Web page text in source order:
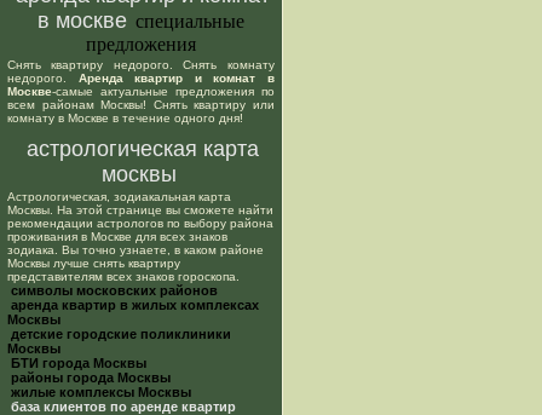
в москве специальные
предложения
Снять квартиру недорого. Снять комнату
недорого. Аренда квартир и комнат в
Москве-самые актуальные предложения по
всем районам Москвы! Снять квартиру или
комнату в Москве в течение одного дня!
астрологическая карта
москвы
Астрологическая, зодиакальная карта
Москвы. На этой странице вы сможете найти
рекомендации астрологов по выбору района
проживания в Москве для всех знаков
зодиака. Вы точно узнаете, в каком районе
Москвы лучше снять квартиру
представителям всех знаков гороскопа.
cимволы московских районов
аренда квартир в жилых комплексах
Москвы
детские городские поликлиники
Москвы
БТИ города Москвы
районы города Москвы
жилые комплексы Москвы
база клиентов по аренде квартир